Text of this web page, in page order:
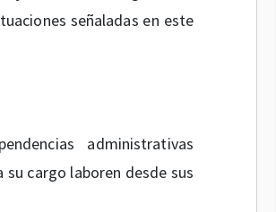
señaladas en este
administrativas
cargo laboren desde sus